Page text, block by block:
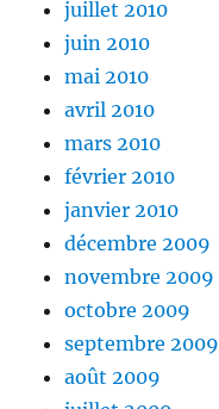
juillet 2010
juin 2010
mai 2010
avril 2010
mars 2010
février 2010
janvier 2010
décembre 2009
novembre 2009
octobre 2009
septembre 2009
août 2009